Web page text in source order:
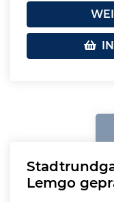
IN
Lemgo